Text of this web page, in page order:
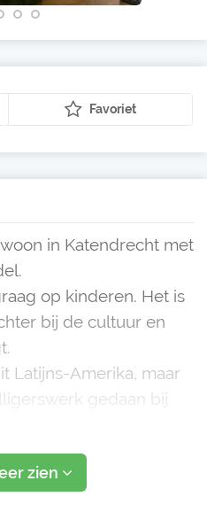
Favoriet
in Katendrecht met
op kinderen. Het is
bij de cultuur en
Latijns-Amerika, maar
gedaan bij
aan en leren van
zien